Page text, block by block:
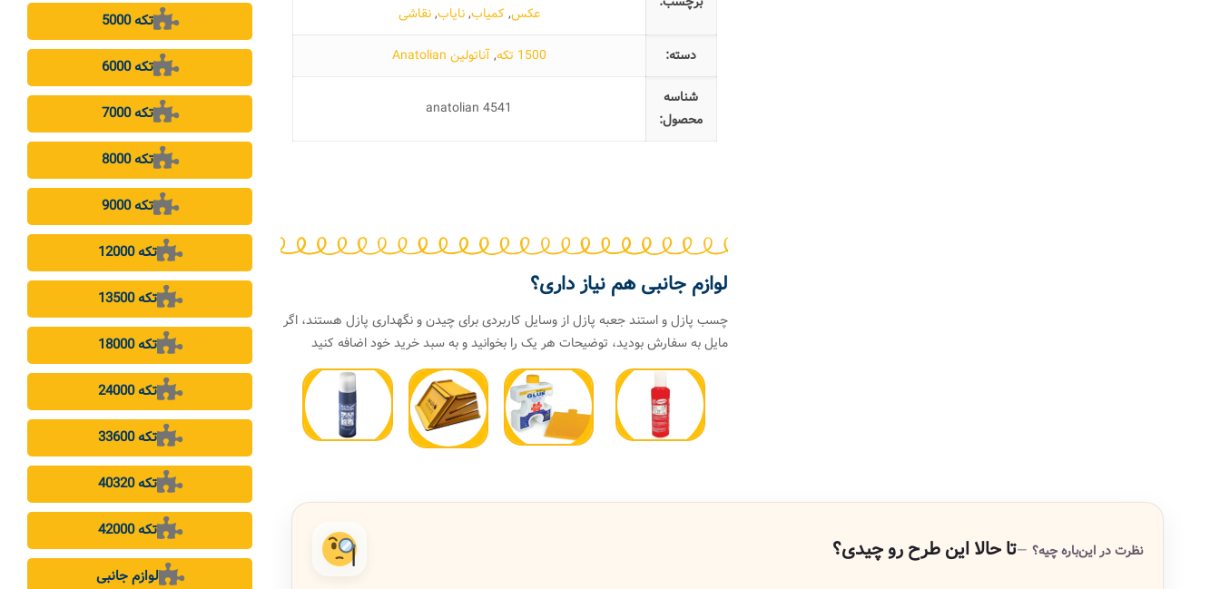
عکس, کمیاب,نایاب,نقاشی
دسته: 1500 تکه ,آناتولین Anatolian
شناسه
محصول:
anatolian 4541
لوازم جانبی هم نیاز داری؟
چسب پازل و استند جعبه پازل از وسایل کاربردی برای چیدن و نگهداری پازل هستند، اگر
مایل به سفارش بودید، توضیحات هر یک را بخوانید و به سبد خرید خود اضافه کنید
نظرت در این‌باره چیه؟ تا حالا این طرح رو چیدی؟
5000 تکه
6000 تکه
7000 تکه
8000 تکه
9000 تکه
12000 تکه
13500 تکه
18000 تکه
24000 تکه
33600 تکه
40320 تکه
42000 تکه
لوازم جانبی